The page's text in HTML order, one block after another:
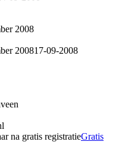
2008
200817-09-2008
na gratis registratieGratis